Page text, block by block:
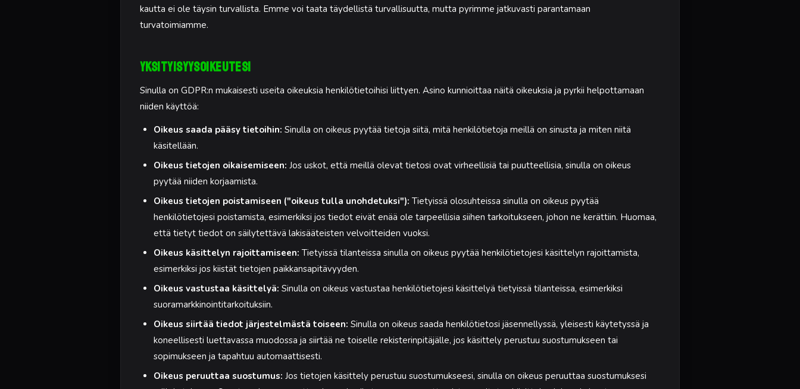
kautta ei ole täysin turvallista. Emme voi taata täydellistä turvallisuutta, mutta pyrimme jatkuvasti parantamaan
turvatoimiamme.
Yksityisyysoikeutesi
Sinulla on GDPR:n mukaisesti useita oikeuksia henkilötietoihisi liittyen. Asino kunnioittaa näitä oikeuksia ja pyrkii helpottamaan
niiden käyttöä:
Oikeus saada pääsy tietoihin: Sinulla on oikeus pyytää tietoja siitä, mitä henkilötietoja meillä on sinusta ja miten niitä
käsitellään.
Oikeus tietojen oikaisemiseen: Jos uskot, että meillä olevat tietosi ovat virheellisiä tai puutteellisia, sinulla on oikeus
pyytää niiden korjaamista.
Oikeus tietojen poistamiseen ("oikeus tulla unohdetuksi"): Tietyissä olosuhteissa sinulla on oikeus pyytää
henkilötietojesi poistamista, esimerkiksi jos tiedot eivät enää ole tarpeellisia siihen tarkoitukseen, johon ne kerättiin. Huomaa,
että tietyt tiedot on säilytettävä lakisääteisten velvoitteiden vuoksi.
Oikeus käsittelyn rajoittamiseen: Tietyissä tilanteissa sinulla on oikeus pyytää henkilötietojesi käsittelyn rajoittamista,
esimerkiksi jos kiistät tietojen paikkansapitävyyden.
Oikeus vastustaa käsittelyä: Sinulla on oikeus vastustaa henkilötietojesi käsittelyä tietyissä tilanteissa, esimerkiksi
suoramarkkinointitarkoituksiin.
Oikeus siirtää tiedot järjestelmästä toiseen: Sinulla on oikeus saada henkilötietosi jäsennellyssä, yleisesti käytetyssä ja
koneellisesti luettavassa muodossa ja siirtää ne toiselle rekisterinpitäjälle, jos käsittely perustuu suostumukseen tai
sopimukseen ja tapahtuu automaattisesti.
Oikeus peruuttaa suostumus: Jos tietojen käsittely perustuu suostumukseesi, sinulla on oikeus peruuttaa suostumuksesi